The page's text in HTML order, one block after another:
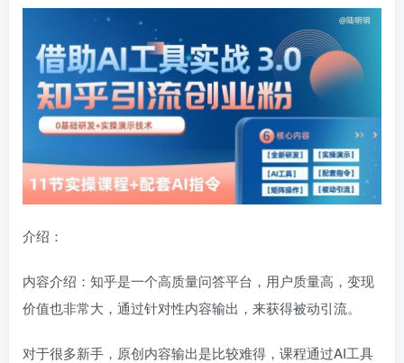
介绍：
内容介绍：知乎是一个高质量问答平台，用户质量高，变现
价值也非常大，通过针对性内容输出，来获得被动引流。
对于很多新手，原创内容输出是比较难得，课程通过AI工具